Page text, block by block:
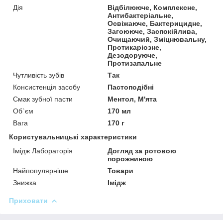
Дія
Відбілююче, Комплексне,
Антибактеріальне,
Освіжаюче, Бактерицидне,
Загоююче, Заспокійлива,
Очищаючий, Зміцнювальну,
Протикаріозне,
Дезодоруюче,
Протизапальне
Чутливість зубів
Так
Консистенція засобу
Пастоподібні
Смак зубної пасти
Ментол, М'ята
Об`єм
170 мл
Вага
170 г
Користувальницькі характеристики
Імідж Лабораторія
Догляд за ротовою
порожниною
Найпопулярніше
Товари
Знижка
Імідж
Приховати